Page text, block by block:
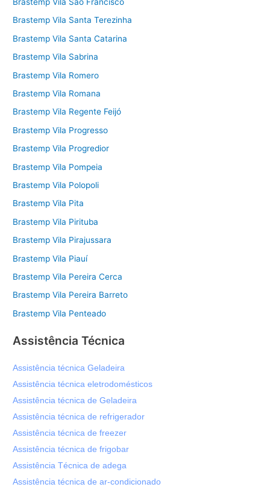
Brastemp Vila Santa Terezinha
Brastemp Vila Santa Catarina
Brastemp Vila Sabrina
Brastemp Vila Romero
Brastemp Vila Romana
Brastemp Vila Regente Feijó
Brastemp Vila Progresso
Brastemp Vila Progredior
Brastemp Vila Pompeia
Brastemp Vila Polopoli
Brastemp Vila Pita
Brastemp Vila Pirituba
Brastemp Vila Pirajussara
Brastemp Vila Piauí
Brastemp Vila Pereira Cerca
Brastemp Vila Pereira Barreto
Brastemp Vila Penteado
Assistência Técnica
Assistência técnica Geladeira
Assistência técnica eletrodomésticos
Assistência técnica de Geladeira
Assistência técnica de refrigerador
Assistência técnica de freezer
Assistência técnica de frigobar
Assistência Técnica de adega
Assistência técnica de ar-condicionado